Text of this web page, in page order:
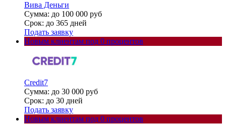
Вива Деньги
Сумма: до 100 000 руб
Срок: до 365 дней
Подать заявку
Новым клиентам под 0 процентов
Credit7
Сумма: до 30 000 руб
Срок: до 30 дней
Подать заявку
Новым клиентам под 0 процентов